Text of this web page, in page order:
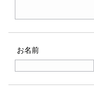
お名前